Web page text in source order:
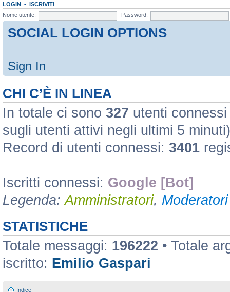
LOGIN • ISCRIVITI
Nome utente:
Password:
SOCIAL LOGIN OPTIONS
Sign In
CHI C’È IN LINEA
In totale ci sono 327 utenti
sugli utenti attivi negli ultimi 5 minuti)
Record di utenti connessi: 3401
Iscritti connessi: Google [Bot]
Legenda:Amministratori,
STATISTICHE
Totale messaggi: 196222 • Totale
iscritto: Emilio Gaspari
Indice